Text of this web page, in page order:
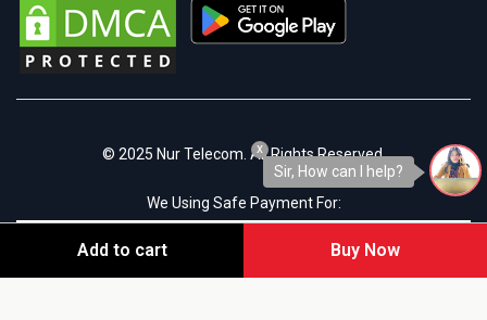
© 2025 Nur Telecom. All Rights Reserved.
We Using Safe Payment For:
Add to cart Buy Now
Sir, How can I help?
x